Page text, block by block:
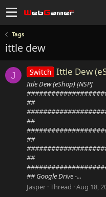
Tags
ittle dew
J Switch Ittle Dew
Ittle Dew (eShop) [NSP]
##
##
##
##
## Google Drive -...
Jasper Thread Aug 18,